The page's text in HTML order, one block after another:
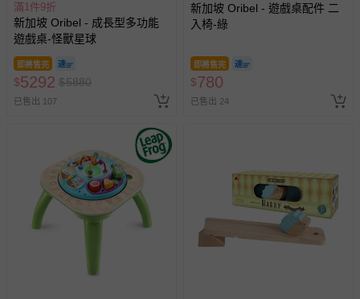
問，你可詳見：
媽咪愛客服中心。
預購商品：預購為海外同步代購，遇缺貨即會通知媽咪並協
助取消退款事宜。
商品如因「價格、組合」等錯誤原因，導致無法安排出貨，
會主動以簡訊及mail通知訂單取消事宜，並將提供適當補
滿1件9折
新加坡 Oribel - 成長型多功能
遊戲桌-怪獸星球
即將售完
$5292 $5880
已售出 107
新加坡 Oribel - 遊戲桌配件 二
入椅-綠
即將售完
$780
已售出 24